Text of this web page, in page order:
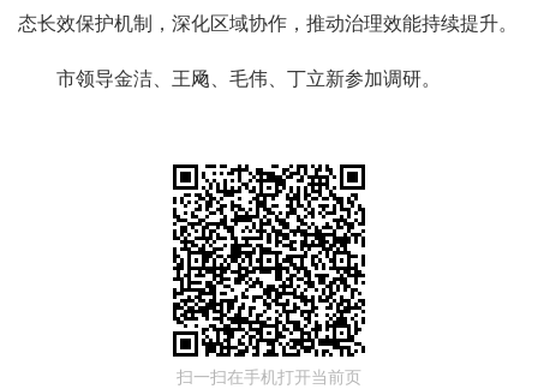
态长效保护机制，深化区域协作，推动治理效能持续提升。
市领导金洁、王飏、毛伟、丁立新参加调研。
扫一扫在手机打开当前页